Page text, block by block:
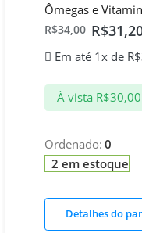
Ômegas e
R$34,00 R$
Em até 1x de R$
À vista R$30,00
Ordenado: 0
2 em estoque
Detalhes do